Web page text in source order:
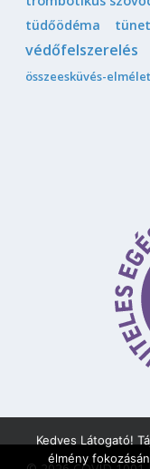
tüdőödéma
védőfelszerelés
összeesküvés-elmélet
Kedves Látogató!
élmény